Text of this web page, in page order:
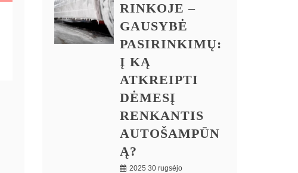
RINKOJE –
GAUSYBĖ
PASIRINKIMŲ:
Į KĄ
ATKREIPTI
DĖMESĮ
RENKANTIS
AUTOŠAMPŪN
Ą?
2025 30 rugsėjo